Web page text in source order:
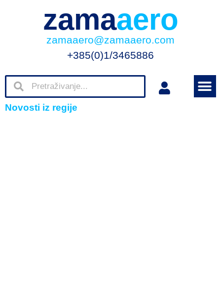
zamaaero
zamaaero@zamaaero.com
+385(0)1/3465886
Novosti iz regije